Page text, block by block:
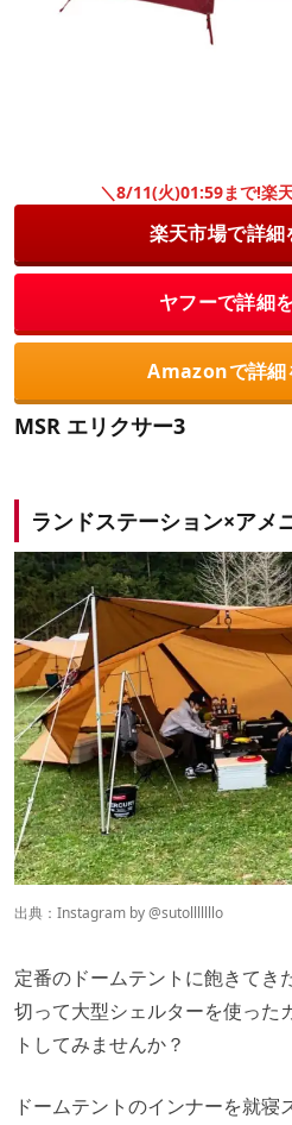
＼8/11(火)01:59まで!楽
楽天市場で詳細
ヤフーで詳細
Amazonで詳細
MSR エリクサー3
ランドステーション×アメ
出典：Instagram by@sutolllllllo
定番のドームテントに飽きて
切って大型シェルターを使った
トしてみませんか？
ドームテントのインナーを就寝